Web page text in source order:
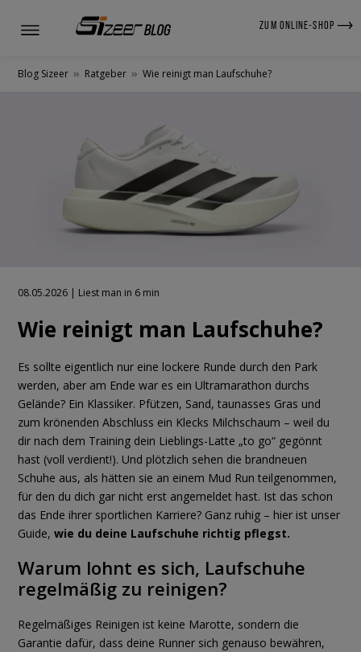
ZUM ONLINE-SHOP
Blog Sizeer » Ratgeber » Wie reinigt man Laufschuhe?
08.05.2026 | Liest man in 6 min
Wie reinigt man Laufschuhe?
Es sollte eigentlich nur eine lockere Runde durch den Park
werden, aber am Ende war es ein Ultramarathon durchs
Gelände? Ein Klassiker. Pfützen, Sand, taunasses Gras und
zum krönenden Abschluss ein Klecks Milchschaum – weil du
dir nach dem Training dein Lieblings-Latte „to go“ gegönnt
hast (voll verdient!). Und plötzlich sehen die brandneuen
Schuhe aus, als hätten sie an einem Mud Run teilgenommen,
für den du dich gar nicht erst angemeldet hast. Ist das schon
das Ende ihrer sportlichen Karriere? Ganz ruhig – hier ist unser
Guide, wie du deine Laufschuhe richtig pflegst.
Warum lohnt es sich, Laufschuhe
regelmäßig zu reinigen?
Regelmäßiges Reinigen ist keine Marotte, sondern die
Garantie dafür, dass deine Runner sich genauso bewähren,